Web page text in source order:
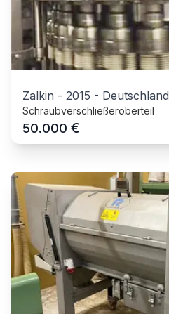
Zalkin - 2015 - Deutschland
Schraubverschließeroberteil
50.000 €